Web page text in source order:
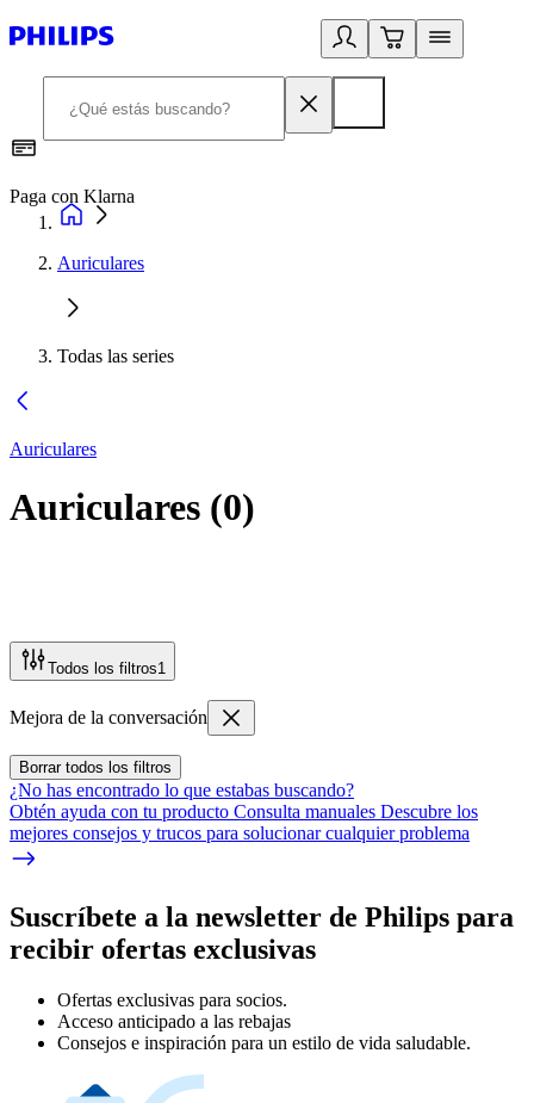
Paga con Klarna
Auriculares
Todas las series
Auriculares
Auriculares (0)
Todos los filtros1
Mejora de la conversación
Borrar todos los filtros
¿No has encontrado lo que estabas buscando?
Obtén ayuda con tu producto Consulta manuales Descubre los
mejores consejos y trucos para solucionar cualquier problema
Suscríbete a la newsletter de Philips para
recibir ofertas exclusivas
Ofertas exclusivas para socios.
Acceso anticipado a las rebajas
Consejos e inspiración para un estilo de vida saludable.